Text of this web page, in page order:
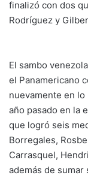
finalizó con dos
Rodríguez y
El sambo
el Panamericano
nuevamente en
año pasado en la
que logró seis
Borregales,
Carrasquel,
además de